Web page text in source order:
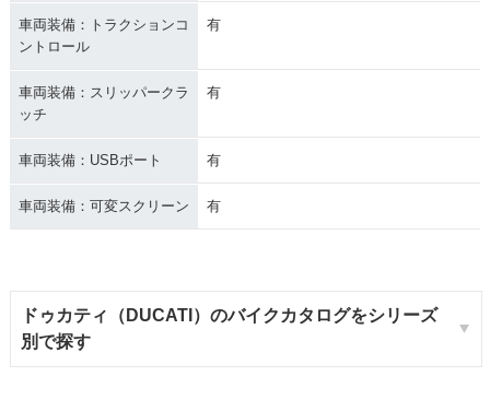
車両装備：トラクションコ
ントロール
有
車両装備：スリッパークラ
ッチ
有
車両装備：USBポート 有
車両装備：可変スクリーン 有
ドゥカティ（DUCATI）のバイクカタログをシリーズ
別で探す